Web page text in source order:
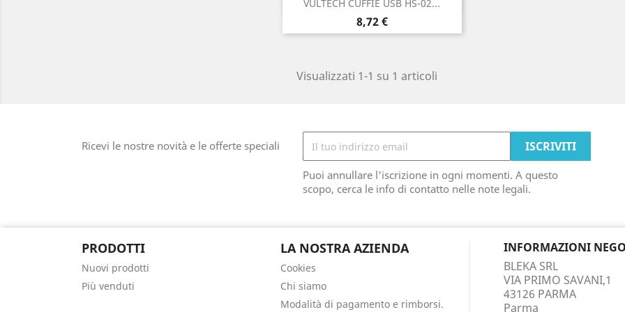
VULTECH CUFFIE USB HS-02...
Prezzo
8,72 €
Visualizzati 1-1 su 1 articoli
Ricevi le nostre novità e le offerte speciali
Puoi annullare l'iscrizione in ogni momenti. A questo
scopo, cerca le info di contatto nelle note legali.
PRODOTTI
Nuovi prodotti
Più venduti
LA NOSTRA AZIENDA
Cookies
Chi siamo
Modalità di pagamento e rimborsi.
INFORMAZIONI
BLEKA SRL
VIA PRIMO SAVANI,1
43126 PARMA
Parma